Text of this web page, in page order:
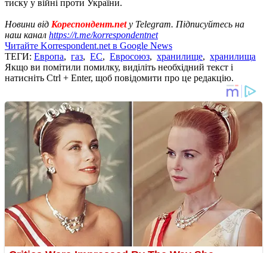
тиску у війні проти України.
Новини від Кореспондент.netу Telegram. Підписуйтесь на
наш канал https://t.me/korrespondentnet
Читайте Korrespondent.net в Google News
ТЕГИ: Европа, газ, ЕС, Евросоюз, хранилище, хранилища
Якщо ви помітили помилку, виділіть необхідний текст і
натисніть Ctrl + Enter, щоб повідомити про це редакцію.